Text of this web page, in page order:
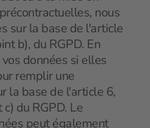
nous
sur la base de l'article
b), du RGPD. En
données si elles
remplir une
la base de l'article 6,
du RGPD. Le
peut également